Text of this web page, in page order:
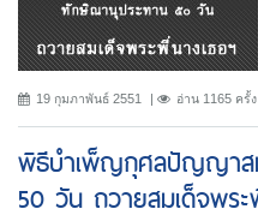
19 กุมภาพันธ์ 2551 อ่าน 1165 ครั้ง
พิธีบำเพ็ญกุศลปัญญาส
50 วัน ถวายสมเด็จพระ